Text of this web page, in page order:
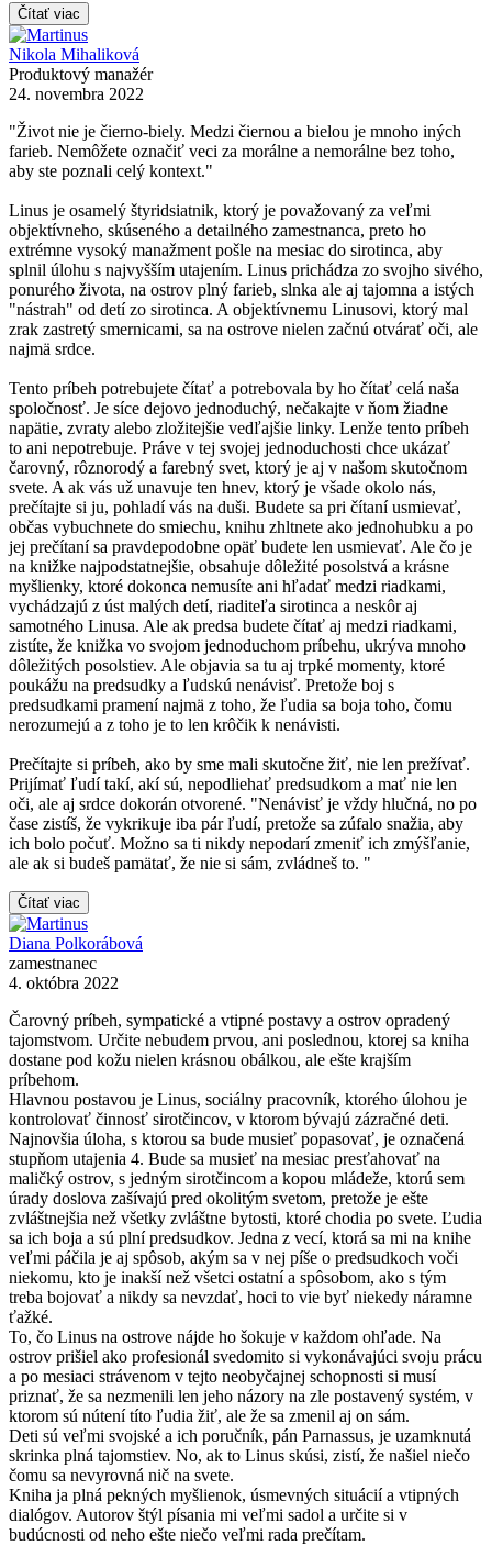
Čítať viac
Nikola Mihaliková
Produktový manažér
24. novembra 2022
"Život nie je čierno-biely. Medzi čiernou a bielou je mnoho iných
farieb. Nemôžete označiť veci za morálne a nemorálne bez toho,
aby ste poznali celý kontext."
Linus je osamelý štyridsiatnik, ktorý je považovaný za veľmi
objektívneho, skúseného a detailného zamestnanca, preto ho
extrémne vysoký manažment pošle na mesiac do sirotinca, aby
splnil úlohu s najvyšším utajením. Linus prichádza zo svojho sivého,
ponurého života, na ostrov plný farieb, slnka ale aj tajomna a istých
"nástrah" od detí zo sirotinca. A objektívnemu Linusovi, ktorý mal
zrak zastretý smernicami, sa na ostrove nielen začnú otvárať oči, ale
najmä srdce.
Tento príbeh potrebujete čítať a potrebovala by ho čítať celá naša
spoločnosť. Je síce dejovo jednoduchý, nečakajte v ňom žiadne
napätie, zvraty alebo zložitejšie vedľajšie linky. Lenže tento príbeh
to ani nepotrebuje. Práve v tej svojej jednoduchosti chce ukázať
čarovný, rôznorodý a farebný svet, ktorý je aj v našom skutočnom
svete. A ak vás už unavuje ten hnev, ktorý je všade okolo nás,
prečítajte si ju, pohladí vás na duši. Budete sa pri čítaní usmievať,
občas vybuchnete do smiechu, knihu zhltnete ako jednohubku a po
jej prečítaní sa pravdepodobne opäť budete len usmievať. Ale čo je
na knižke najpodstatnejšie, obsahuje dôležité posolstvá a krásne
myšlienky, ktoré dokonca nemusíte ani hľadať medzi riadkami,
vychádzajú z úst malých detí, riaditeľa sirotinca a neskôr aj
samotného Linusa. Ale ak predsa budete čítať aj medzi riadkami,
zistíte, že knižka vo svojom jednoduchom príbehu, ukrýva mnoho
dôležitých posolstiev. Ale objavia sa tu aj trpké momenty, ktoré
poukážu na predsudky a ľudskú nenávisť. Pretože boj s
predsudkami pramení najmä z toho, že ľudia sa boja toho, čomu
nerozumejú a z toho je to len krôčik k nenávisti.
Prečítajte si príbeh, ako by sme mali skutočne žiť, nie len prežívať.
Prijímať ľudí takí, akí sú, nepodliehať predsudkom a mať nie len
oči, ale aj srdce dokorán otvorené. "Nenávisť je vždy hlučná, no po
čase zistíš, že vykrikuje iba pár ľudí, pretože sa zúfalo snažia, aby
ich bolo počuť. Možno sa ti nikdy nepodarí zmeniť ich zmýšľanie,
ale ak si budeš pamätať, že nie si sám, zvládneš to. "
Čítať viac
Diana Polkorábová
zamestnanec
4. októbra 2022
Čarovný príbeh, sympatické a vtipné postavy a ostrov opradený
tajomstvom. Určite nebudem prvou, ani poslednou, ktorej sa kniha
dostane pod kožu nielen krásnou obálkou, ale ešte krajším
príbehom.
Hlavnou postavou je Linus, sociálny pracovník, ktorého úlohou je
kontrolovať činnosť sirotčincov, v ktorom bývajú zázračné deti.
Najnovšia úloha, s ktorou sa bude musieť popasovať, je označená
stupňom utajenia 4. Bude sa musieť na mesiac presťahovať na
maličký ostrov, s jedným sirotčincom a kopou mládeže, ktorú sem
úrady doslova zašívajú pred okolitým svetom, pretože je ešte
zvláštnejšia než všetky zvláštne bytosti, ktoré chodia po svete. Ľudia
sa ich boja a sú plní predsudkov. Jedna z vecí, ktorá sa mi na knihe
veľmi páčila je aj spôsob, akým sa v nej píše o predsudkoch voči
niekomu, kto je inakší než všetci ostatní a spôsobom, ako s tým
treba bojovať a nikdy sa nevzdať, hoci to vie byť niekedy náramne
ťažké.
To, čo Linus na ostrove nájde ho šokuje v každom ohľade. Na
ostrov prišiel ako profesionál svedomito si vykonávajúci svoju prácu
a po mesiaci strávenom v tejto neobyčajnej schopnosti si musí
priznať, že sa nezmenili len jeho názory na zle postavený systém, v
ktorom sú nútení títo ľudia žiť, ale že sa zmenil aj on sám.
Deti sú veľmi svojské a ich poručník, pán Parnassus, je uzamknutá
skrinka plná tajomstiev. No, ak to Linus skúsi, zistí, že našiel niečo
čomu sa nevyrovná nič na svete.
Kniha ja plná pekných myšlienok, úsmevných situácií a vtipných
dialógov. Autorov štýl písania mi veľmi sadol a určite si v
budúcnosti od neho ešte niečo veľmi rada prečítam.